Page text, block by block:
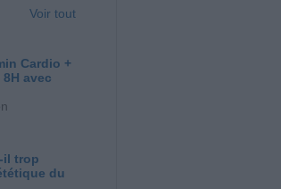
Voir tout
Cardio +
avec
il trop
du